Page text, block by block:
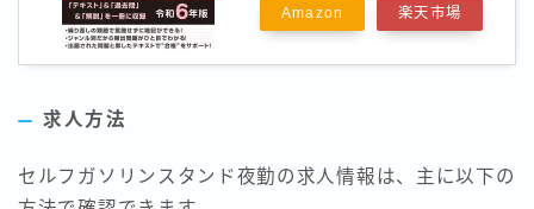
Amazon 楽天市場
求人方法
セルフガソリンスタンド夜勤の求人情報は、主に以下の